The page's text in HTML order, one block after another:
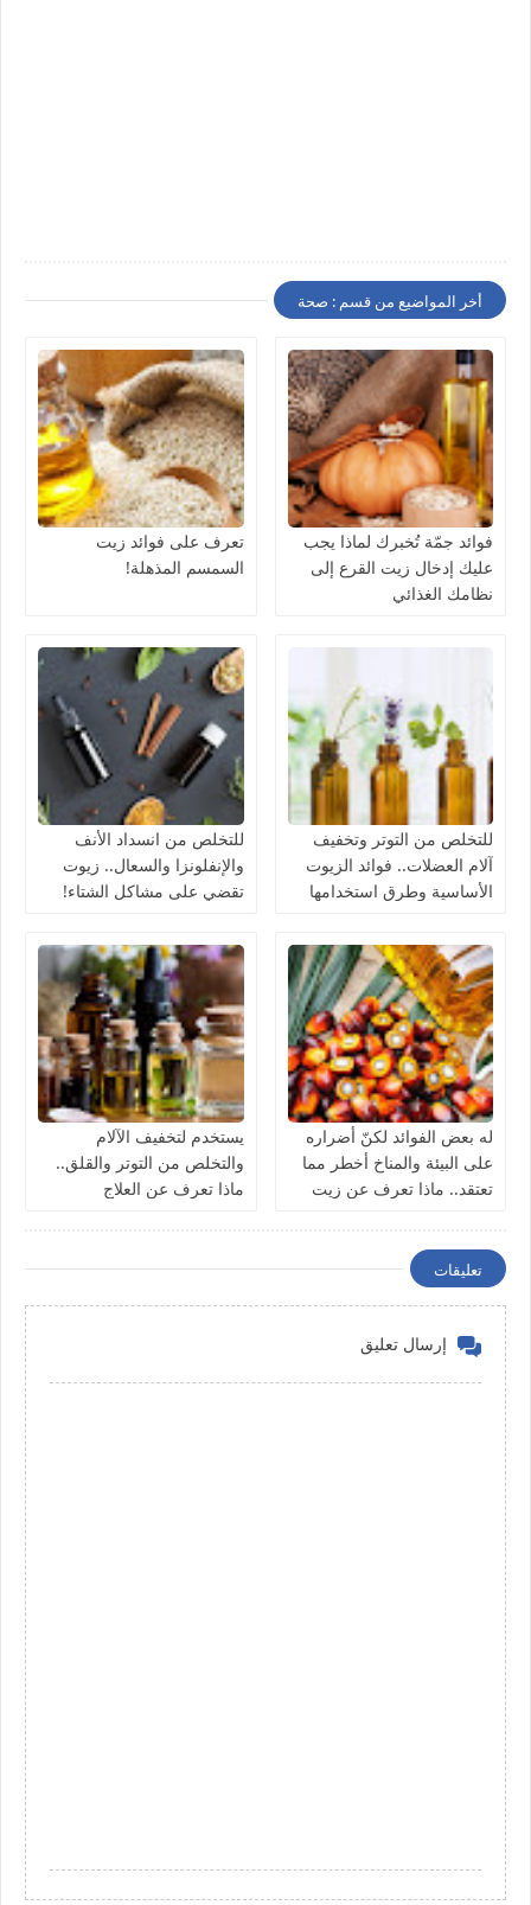
أخر المواضيع من قسم : صحة
فوائد جمّة تُخبرك لماذا يجب
عليك إدخال زيت القرع إلى
نظامك الغذائي
تعرف على فوائد زيت
السمسم المذهلة!
للتخلص من التوتر وتخفيف
آلام العضلات.. فوائد الزيوت
الأساسية وطرق استخدامها
للتخلص من انسداد الأنف
والإنفلونزا والسعال.. زيوت
تقضي على مشاكل الشتاء!
له بعض الفوائد لكنّ أضراره
على البيئة والمناخ أخطر مما
تعتقد.. ماذا تعرف عن زيت
يستخدم لتخفيف الآلام
والتخلص من التوتر والقلق..
ماذا تعرف عن العلاج
تعليقات
إرسال تعليق